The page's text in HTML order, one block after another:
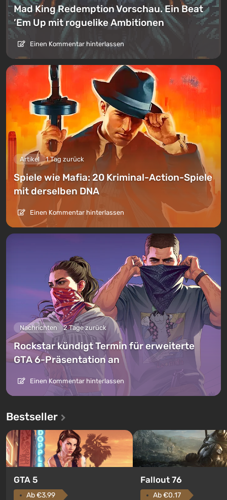
Mad King Redemption Vorschau. Ein Beat
’Em Up mit roguelike Ambitionen
Einen Kommentar hinterlassen
Artikel 1 Tag zurück
Spiele wie Mafia: 20 Kriminal-Action-Spiele
mit derselben DNA
Einen Kommentar hinterlassen
Nachrichten 2 Tage zurück
Rockstar kündigt Termin für erweiterte
GTA 6-Präsentation an
Einen Kommentar hinterlassen
Bestseller
GTA 5
Ab €3.99
Fallout 76
Ab €0.17